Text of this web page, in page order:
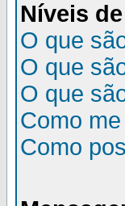
Níveis
O que
O que
O que
Como
Como